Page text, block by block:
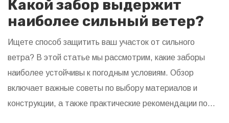
Какой забор выдержит
наиболее сильный ветер?
Ищете способ защитить ваш участок от сильного
ветра? В этой статье мы рассмотрим, какие заборы
наиболее устойчивы к погодным условиям. Обзор
включает важные советы по выбору материалов и
конструкции, а также практические рекомендации по